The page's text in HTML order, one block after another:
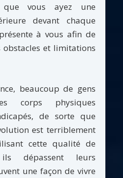
vous ayez une
devant chaque
à vous afin de
obstacles et limitations
beaucoup de gens
corps physiques
de sorte que
est terriblement
cette qualité de
ils dépassent leurs
une façon de vivre